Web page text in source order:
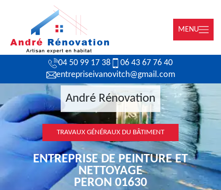
MENU
04 50 99 17 38
06 43 67 76 40
entrepriseivanovitch@gmail.com
André Rénovation
TRAVAUX GÉNÉRAUX DU BÂTIMENT
ENTREPRISE DE PEINTURE ET
NETTOYAGE
PERON 01630